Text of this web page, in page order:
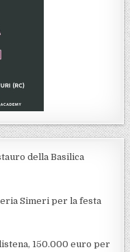
della Basilica
Simeri per la festa
150.000 euro per